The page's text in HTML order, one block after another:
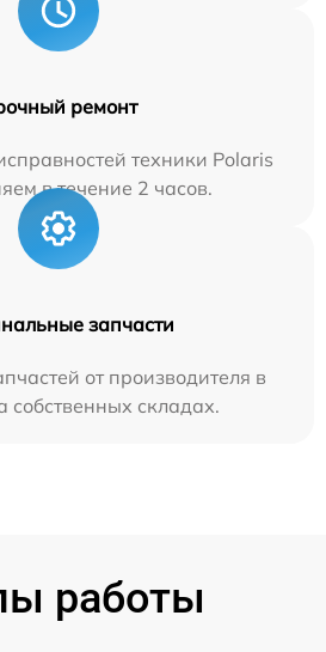
ремонт
техники Polaris
в течение 2 часов.
запчасти
от производителя в
собственных складах.
работы